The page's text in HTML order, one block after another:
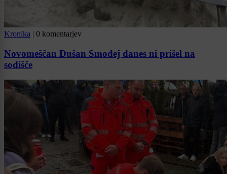
Kronika | 0 komentarjev
Novomeščan Dušan Smodej danes ni prišel na
sodišče